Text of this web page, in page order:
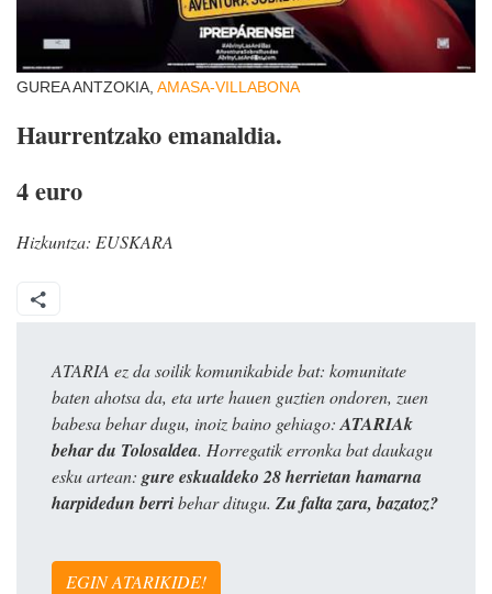
GUREA ANTZOKIA, AMASA-VILLABONA
Haurrentzako emanaldia.
4 euro
Hizkuntza: EUSKARA
ATARIA ez da soilik komunikabide bat: komunitate
baten ahotsa da, eta urte hauen guztien ondoren, zuen
babesa behar dugu, inoiz baino gehiago: ATARIAk
behar du Tolosaldea. Horregatik erronka bat daukagu
esku artean: gure eskualdeko 28 herrietan hamarna
harpidedun berribehar ditugu. Zu falta zara, bazatoz?
EGIN ATARIKIDE!